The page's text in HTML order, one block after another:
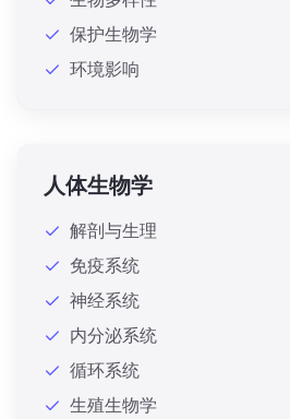
保护生物学
环境影响
人体生物学
解剖与生理
免疫系统
神经系统
内分泌系统
循环系统
生殖生物学